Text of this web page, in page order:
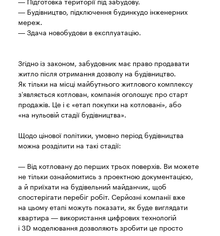
— Підготовка території під забудову.
— Будівництво, підключення будинкудо інженерних
мереж.
— Здача новобудови в експлуатацію.
Згідно із законом, забудовник має право продавати
житло після отримання дозволу на будівництво.
Як тільки на місці майбутнього житлового комплексу
з’являється котлован, компанія оголошує про старт
продажів. Це і є «етап покупки на котловані», або
«на нульовій стадії будівництва».
Щодо цінової політики, умовно період будівництва
можна розділити на такі стадії:
— Від котловану до перших трьох поверхів. Ви можете
не тільки ознайомитись з проектною документацією,
а й приїхати на будівельний майданчик, щоб
спостерігати перебіг робіт. Серйозні компанії вже
на цьому етапі можуть показати, як буде виглядати
квартира — використання цифрових технологій
і 3D моделювання дозволяють зробити це просто